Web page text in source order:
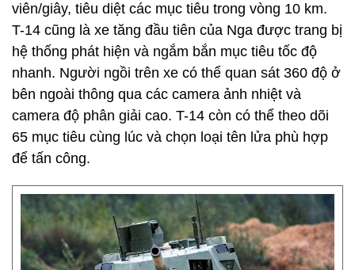
viên/giây, tiêu diệt các mục tiêu trong vòng 10 km.
T-14 cũng là xe tăng đầu tiên của Nga được trang bị
hệ thống phát hiện và ngắm bắn mục tiêu tốc độ
nhanh. Người ngồi trên xe có thể quan sát 360 độ ở
bên ngoài thông qua các camera ảnh nhiệt và
camera độ phân giải cao. T-14 còn có thể theo dõi
65 mục tiêu cùng lúc và chọn loại tên lửa phù hợp
để tấn công.